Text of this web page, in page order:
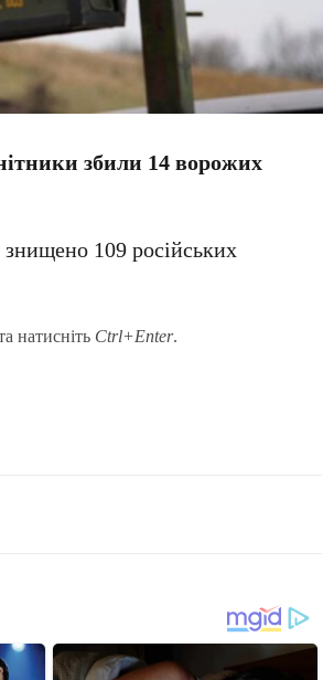
збили 14 ворожих
109 російських
натисніть Ctrl+Enter.